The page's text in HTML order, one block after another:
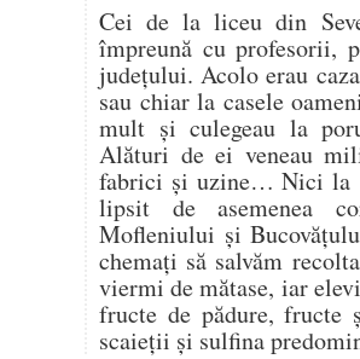
Cei de la liceu din
împreună cu profesorii,
județului. Acolo erau
sau chiar la casele
mult și culegeau la
Alături de ei veneau
fabrici și uzine… Nici la
lipsit de asemenea
Mofleniului și
chemați să salvăm
viermi de mătase, iar
fructe de pădure, fructe
scaieții și sulfina